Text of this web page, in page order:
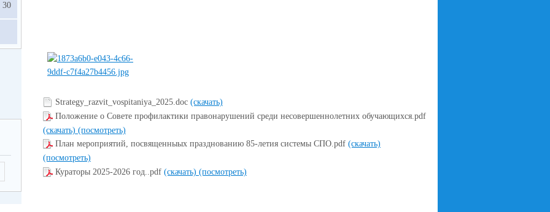
Strategy_razvit_vospitaniya_2025.doc (скачать)
Положение о Совете профилактики правонарушений среди несовершеннолетних обучающихся.pdf
(скачать) (посмотреть)
План мероприятий, посвященныых празднованию 85-летия системы СПО.pdf (скачать)
(посмотреть)
Кураторы 2025-2026 год..pdf (скачать) (посмотреть)
30